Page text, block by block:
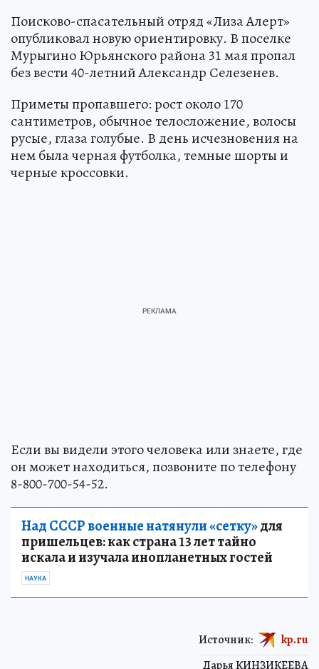
Поисково-спасательный отряд «Лиза Алерт»
опубликовал новую ориентировку. В поселке
Мурыгино Юрьянского района 31 мая пропал
без вести 40-летний Александр Селезенев.
Приметы пропавшего: рост около 170
сантиметров, обычное телосложение, волосы
русые, глаза голубые. В день исчезновения на
нем была черная футболка, темные шорты и
черные кроссовки.
Если вы видели этого человека или знаете, где
он может находиться, позвоните по телефону
8-800-700-54-52.
Над СССР военные натянули «сетку»для
пришельцев: как страна 13 лет тайно
искала и изучала инопланетных гостей
НАУКА
Дарья КИНЗИКЕЕВА
Источник: kp.ru